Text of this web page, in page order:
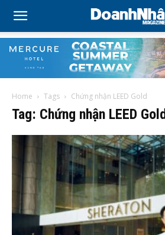
Home Tags Chứng nhận LEED Gold
Tag: Chứng nhận LEED Gold